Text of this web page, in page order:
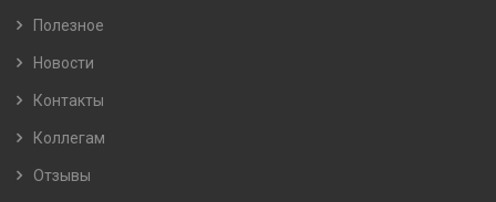
Полезное
Новости
Контакты
Коллегам
Отзывы